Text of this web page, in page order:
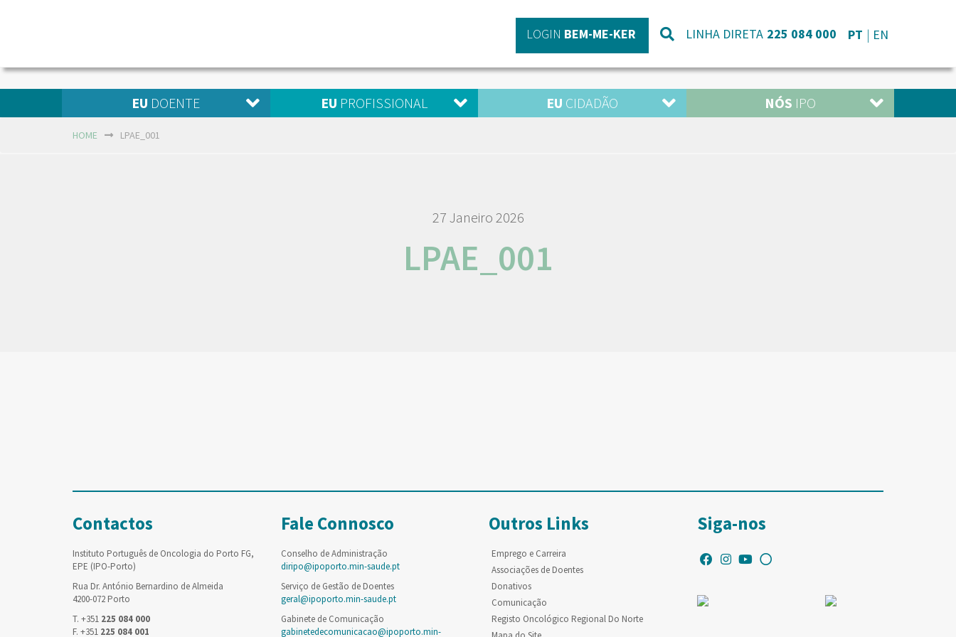
LOGIN BEM-ME-KER LINHA DIRETA 225 084 000 PT EN
EU DOENTE EU PROFISSIONAL EU CIDADÃO NÓS IPO
HOME LPAE_001
27 Janeiro 2026
LPAE_001
Contactos
Instituto Português de Oncologia do Porto FG,
EPE (IPO-Porto)
Rua Dr. António Bernardino de Almeida
4200-072 Porto
T. +351 225 084 000
F. +351 225 084 001
Fale Connosco
Conselho de Administração
diripo@ipoporto.min-saude.pt
Serviço de Gestão de Doentes
geral@ipoporto.min-saude.pt
Gabinete de Comunicação
gabinetedecomunicacao@ipoporto.min-
Outros Links
Emprego e Carreira
Associações de Doentes
Donativos
Comunicação
Registo Oncológico Regional Do Norte
Siga-nos